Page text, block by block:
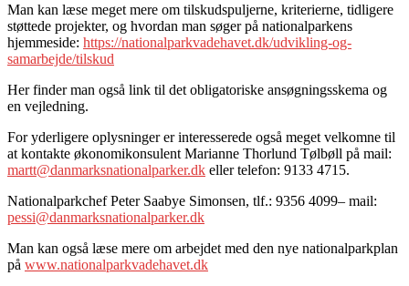
Man kan læse meget mere om tilskudspuljerne, kriterierne, tidligere
støttede projekter, og hvordan man søger på nationalparkens
hjemmeside: https://nationalparkvadehavet.dk/udvikling-og-
samarbejde/tilskud
Her finder man også link til det obligatoriske ansøgningsskema og
en vejledning.
For yderligere oplysninger er interesserede også meget velkomne til
at kontakte økonomikonsulent Marianne Thorlund Tølbøll på mail:
martt@danmarksnationalparker.dk eller telefon: 9133 4715.
Nationalparkchef Peter Saabye Simonsen, tlf.: 9356 4099– mail:
pessi@danmarksnationalparker.dk
Man kan også læse mere om arbejdet med den nye nationalparkplan
på www.nationalparkvadehavet.dk